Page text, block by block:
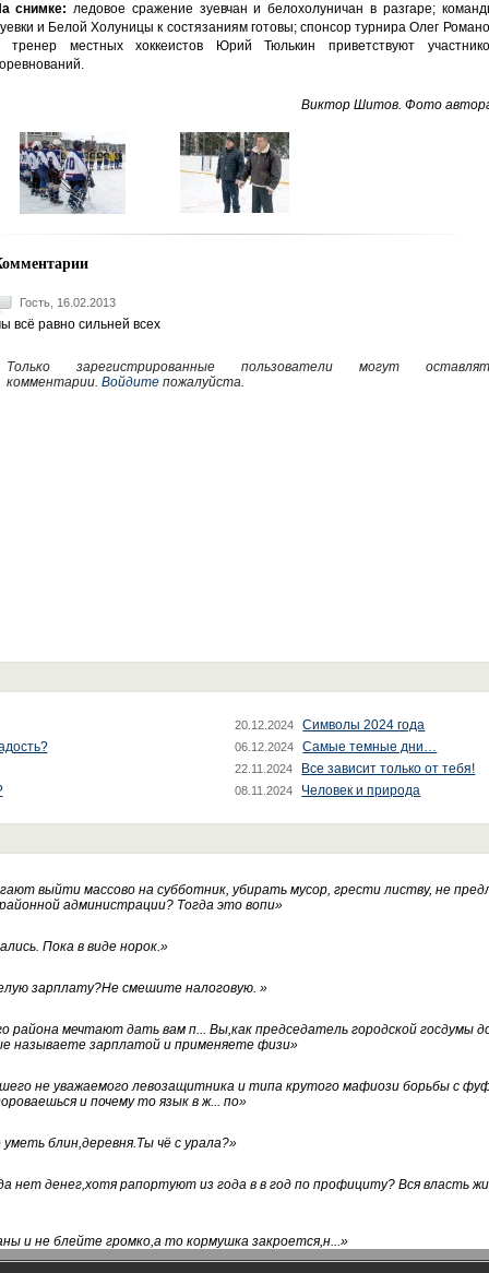
снимке: ледовое сражение зуевчан и белохолуничан в разгаре;
и Белой Холуницы к состязаниям готовы; спонсор турнира Олег
тренер местных хоккеистов Юрий Тюлькин приветствуют
Виктор Шитов. Фото
Гость, 16.02.2013
всё равно сильней всех
Только зарегистрированные пользователи могут
комментарии. Войдитепожалуйста.
20.12.2024
Символы 2024 года
06.12.2024 Самые темные дни…
22.11.2024
Все зависит только от тебя!
08.11.2024 Человек и природа
выйти массово на субботник, убирать мусор, грести листву, не
администрации? Тогда это вопи»
Пока в виде норок.»
зарплату?Не смешите налоговую. »
района мечтают дать вам п... Вы,как председатель городской госдумы
называете зарплатой и применяете физи»
не уважаемого левозащитника и типа крутого мафиози борьбы с
и почему то язык в ж... по»
блин,деревня.Ты чё с урала?»
нет денег,хотя рапортуют из года в в год по профициту? Вся власть
и не блейте громко,а то кормушка закроется,н...»